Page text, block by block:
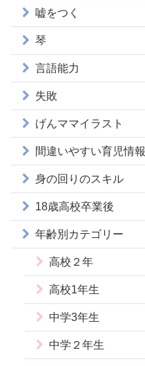
嘘をつく
琴
言語能力
失敗
げんママイラスト
間違いやすい育児情報
身の回りのスキル
18歳高校卒業後
年齢別カテゴリー
高校２年
高校1年生
中学3年生
中学２年生